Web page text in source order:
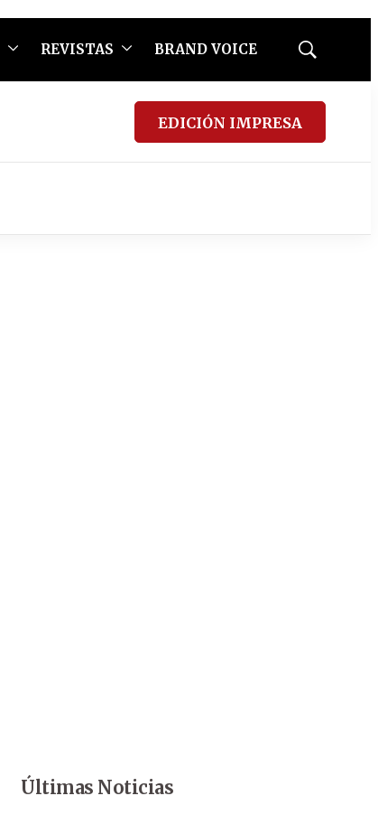
REVISTAS BRAND VOICE
Mostrar
EDICIÓN IMPRESA
Últimas Noticias